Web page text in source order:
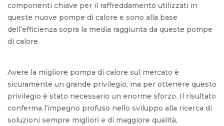
componenti chiave per il raffreddamento utilizzati in
queste nuove pompe di calore e sono alla base
dell’efficienza sopra la media raggiunta da queste pompe
di calore.
Avere la migliore pompa di calore sul mercato è
sicuramente un grande privilegio, ma per ottenere questo
privilegio è stato necessario un enorme sforzo. Il risultato
conferma l’impegno profuso nello sviluppo alla ricerca di
soluzioni sempre migliori e di maggiore qualità,